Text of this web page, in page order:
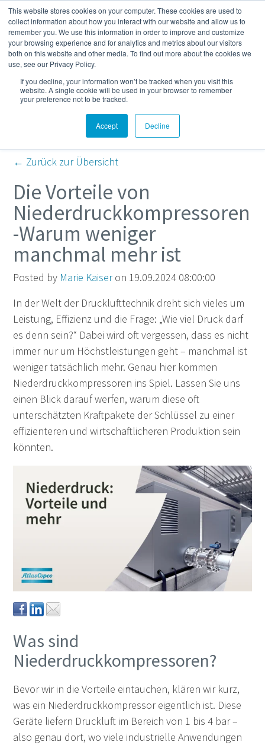
This website stores cookies on your computer. These cookies are used to
collect information about how you interact with our website and allow us to
remember you. We use this information in order to improve and customize
your browsing experience and for analytics and metrics about our visitors
both on this website and other media. To find out more about the cookies we
use, see our Privacy Policy.
If you decline, your information won’t be tracked when you visit this
website. A single cookie will be used in your browser to remember
your preference not to be tracked.
Accept Decline
Mehr
Kompressor- und
Druckluft-Blog
← Zurück zur Übersicht
Die Vorteile von
Niederdruckkompressoren
-Warum weniger
manchmal mehr ist
Posted by Marie Kaiseron 19.09.2024 08:00:00
In der Welt der Drucklufttechnik dreht sich vieles um
Leistung, Effizienz und die Frage: „Wie viel Druck darf
es denn sein?“ Dabei wird oft vergessen, dass es nicht
immer nur um Höchstleistungen geht – manchmal ist
weniger tatsächlich mehr. Genau hier kommen
Niederdruckkompressoren ins Spiel. Lassen Sie uns
einen Blick darauf werfen, warum diese oft
unterschätzten Kraftpakete der Schlüssel zu einer
effizienteren und wirtschaftlicheren Produktion sein
könnten.
Was sind
Niederdruckkompressoren?
Bevor wir in die Vorteile eintauchen, klären wir kurz,
was ein Niederdruckkompressor eigentlich ist. Diese
Geräte liefern Druckluft im Bereich von 1 bis 4 bar –
also genau dort, wo viele industrielle Anwendungen